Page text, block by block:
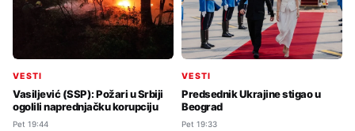
VESTI
Vasiljević (SSP): Požari u Srbiji
ogolili naprednjačku korupciju
Pet 19:44
VESTI
Predsednik Ukrajine stigao u
Beograd
Pet 19:33